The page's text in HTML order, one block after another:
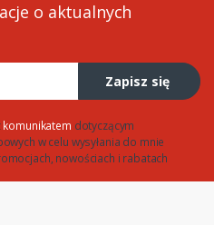
o aktualnych
Zapisz się
komunikatem dotyczącym
w celu wysyłania do mnie
nowościach i rabatach